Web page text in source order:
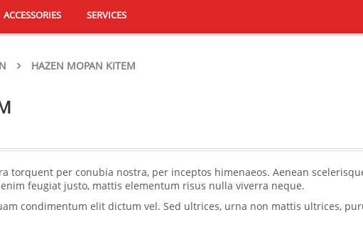
ACCESSORIES SERVICES
HAZEN MOPAN KITEM
torquent per conubia nostra, per inceptos himenaeos. Aenean
feugiat justo, mattis elementum risus nulla viverra neque.
condimentum elit dictum vel. Sed ultrices, urna non mattis ultrices,